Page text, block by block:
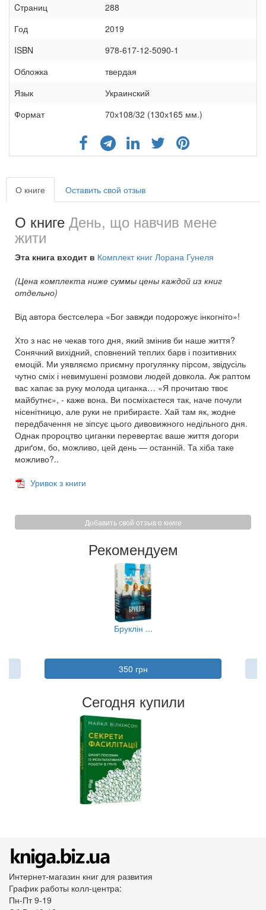
Cтраниц
288
Год
2019
ISBN
978-617-12-5090-1
Обложка
твердая
Язык
Украинский
Формат
70х108/32 (130х165 мм.)
О книге Оставить свой отзыв
О книге День, що навчив мене
жити
Эта книга входит в Комплект книг Лорана Гунеля
(Цена комплекта ниже суммы цены каждой из книг
отдельно)
Від автора бестселера «Бог завжди подорожує інкогніто»!
Хто з нас не чекав того дня, який змінив би наше життя?
Сонячний вихідний, сповнений теплих барв і позитивних
емоцій. Ми уявляємо приємну прогулянку пірсом, звідусіль
чутно сміх і невимушені розмови людей довкола. Аж раптом
вас хапає за руку молода циганка… «Я прочитаю твоє
майбутнє», - каже вона. Ви посміхаєтеся так, наче почули
нісенітницю, але руки не прибираєте. Хай там як, жодне
передбачення не зіпсує цього дивовижного недільного дня.
Однак пророцтво циганки перевертає ваше життя догори
дриґом, бо, можливо, цей день — останній. Та хіба таке
можливо?..
Уривок з книги
Добавить свой отзыв о книге
Рекомендуем
Бруклін ...
350 грн
Сегодня купили
Интернет-магазин книг для развития
График работы колл-центра:
Пн-Пт 9-19